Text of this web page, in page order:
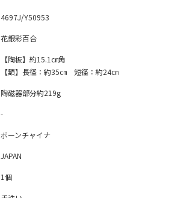
4697J/Y50953
花銀彩百合
【陶板】約15.1㎝角
【額】長径：約35㎝ 短径：約24㎝
陶磁器部分約219g
-
ボーンチャイナ
JAPAN
1個